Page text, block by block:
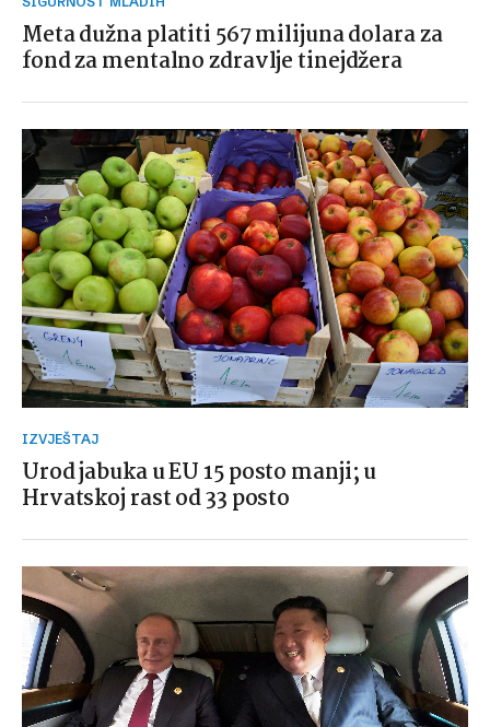
Meta dužna platiti 567 milijuna dolara za
fond za mentalno zdravlje tinejdžera
IZVJEŠTAJ
Urod jabuka u EU 15 posto manji; u
Hrvatskoj rast od 33 posto